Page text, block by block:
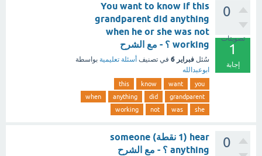
0
تصويتات
1
إجابة
You want to know if this
grandparent did anything
when he or she was not
working ؟ - مع الشرح
سُئل فبراير 6 في تصنيف أسئلة تعليمية بواسطة
ابوعبدالله
you
want
know
this
grandparent
did
anything
when
she
was
not
working
0
hear (1 نقطة) someone
anything ؟ - مع الشرح